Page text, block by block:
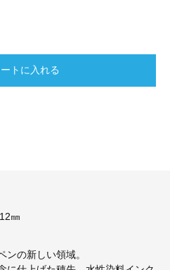
トに入れる
㎜
ンの新しい領域。